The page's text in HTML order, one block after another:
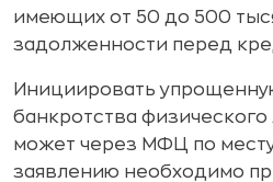
имеющих от 50 до 500
задолженности перед
Инициировать
банкротства
может через МФЦ по
заявлению необходимо